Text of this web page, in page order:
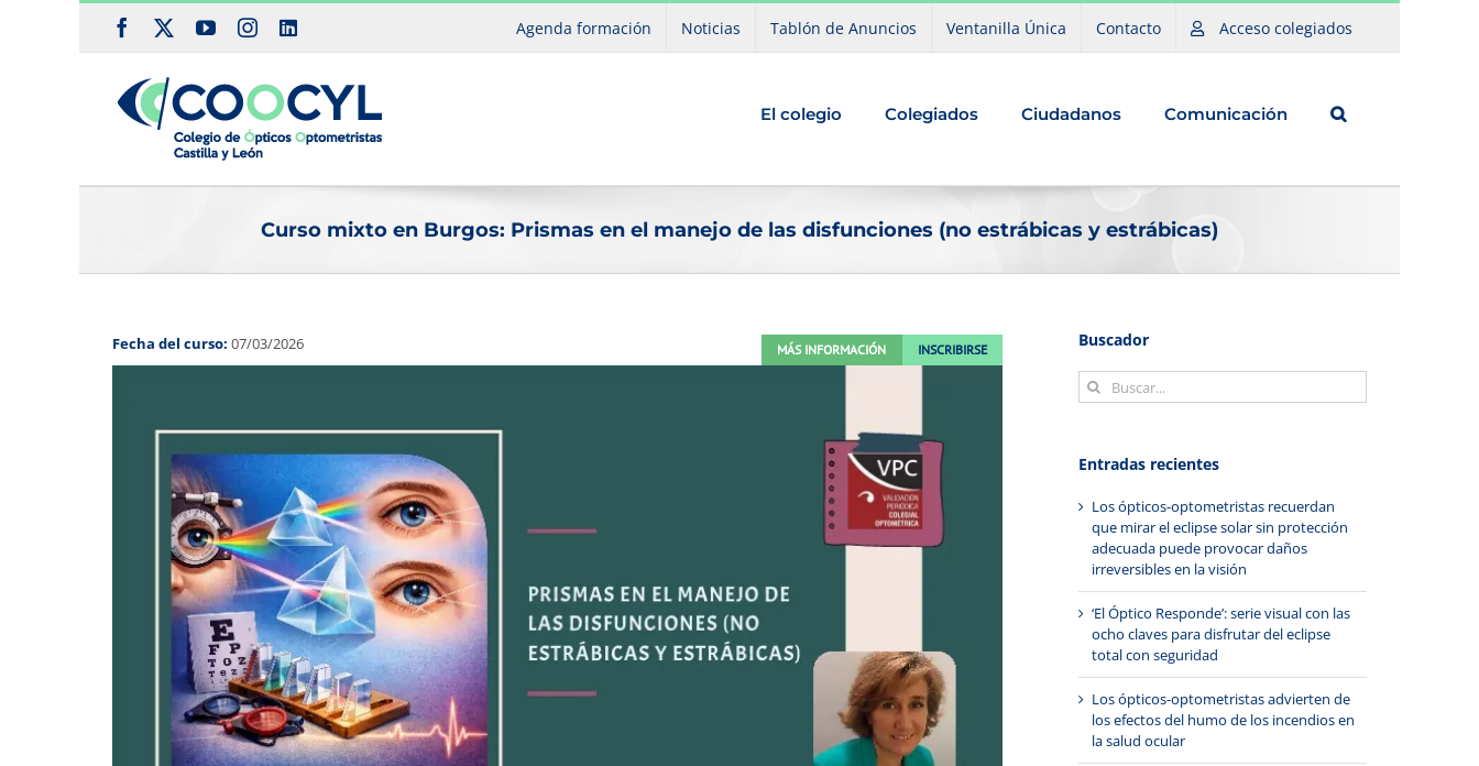
Facebook YouTubeInstagramLinkedIn Agenda formación Noticias Tablón de Anuncios Ventanilla Única Contacto Acceso colegiados
El colegio Colegiados Ciudadanos Comunicación
Curso mixto en Burgos: Prismas en el manejo de las disfunciones (no estrábicas y estrábicas)
Fecha del curso: 07/03/2026 MÁS INFORMACIÓN INSCRIBIRSE Buscador
Buscar:
Entradas recientes
Los ópticos-optometristas recuerdan
que mirar el eclipse solar sin protección
adecuada puede provocar daños
irreversibles en la visión
‘El Óptico Responde’: serie visual con las
ocho claves para disfrutar del eclipse
total con seguridad
Los ópticos-optometristas advierten de
los efectos del humo de los incendios en
la salud ocular